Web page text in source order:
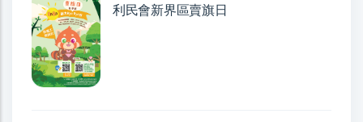
利民會新界區賣旗日